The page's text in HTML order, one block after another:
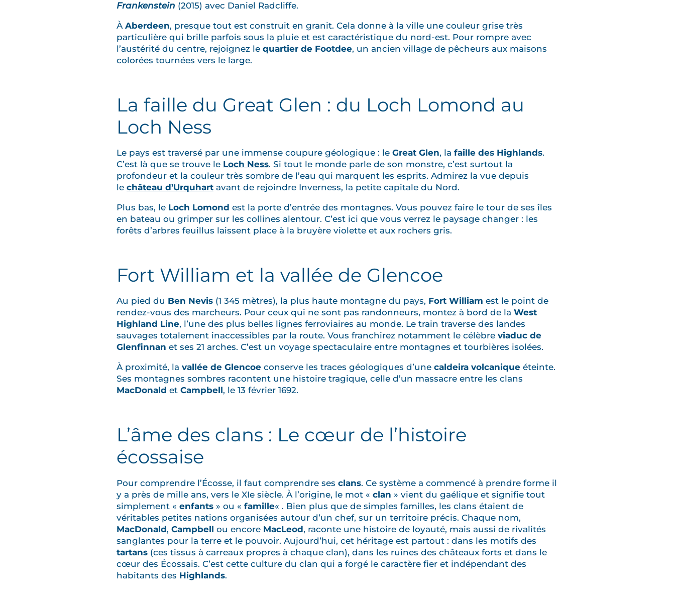
Frankenstein (2015) avec Daniel Radcliffe.
À Aberdeen, presque tout est construit en granit. Cela donne à la ville une couleur grise très
particulière qui brille parfois sous la pluie et est caractéristique du nord-est. Pour rompre avec
l’austérité du centre, rejoignez le quartier de Footdee, un ancien village de pêcheurs aux maisons
colorées tournées vers le large.
La faille du Great Glen : du Loch Lomond au
Loch Ness
Le pays est traversé par une immense coupure géologique : le Great Glen, la faille des Highlands.
C’est là que se trouve le Loch Ness. Si tout le monde parle de son monstre, c’est surtout la
profondeur et la couleur très sombre de l’eau qui marquent les esprits. Admirez la vue depuis
le château d’Urquhart avant de rejoindre Inverness, la petite capitale du Nord.
Plus bas, le Loch Lomond est la porte d’entrée des montagnes. Vous pouvez faire le tour de ses îles
en bateau ou grimper sur les collines alentour. C’est ici que vous verrez le paysage changer : les
forêts d’arbres feuillus laissent place à la bruyère violette et aux rochers gris.
Fort William et la vallée de Glencoe
Au pied du Ben Nevis (1 345 mètres), la plus haute montagne du pays, Fort William est le point de
rendez-vous des marcheurs. Pour ceux qui ne sont pas randonneurs, montez à bord de la West
Highland Line, l’une des plus belles lignes ferroviaires au monde. Le train traverse des landes
sauvages totalement inaccessibles par la route. Vous franchirez notamment le célèbre viaduc de
Glenfinnan et ses 21 arches. C’est un voyage spectaculaire entre montagnes et tourbières isolées.
À proximité, la vallée de Glencoe conserve les traces géologiques d’une caldeira volcanique éteinte.
Ses montagnes sombres racontent une histoire tragique, celle d’un massacre entre les clans
MacDonald et Campbell, le 13 février 1692.
L’âme des clans : Le cœur de l’histoire
écossaise
Pour comprendre l’Écosse, il faut comprendre ses clans. Ce système a commencé à prendre forme il
y a près de mille ans, vers le XIe siècle. À l’origine, le mot « clan » vient du gaélique et signifie tout
simplement « enfants » ou « famille« . Bien plus que de simples familles, les clans étaient de
véritables petites nations organisées autour d’un chef, sur un territoire précis. Chaque nom,
MacDonald, Campbell ou encore MacLeod, raconte une histoire de loyauté, mais aussi de rivalités
sanglantes pour la terre et le pouvoir. Aujourd’hui, cet héritage est partout : dans les motifs des
tartans (ces tissus à carreaux propres à chaque clan), dans les ruines des châteaux forts et dans le
cœur des Écossais. C’est cette culture du clan qui a forgé le caractère fier et indépendant des
habitants des Highlands.